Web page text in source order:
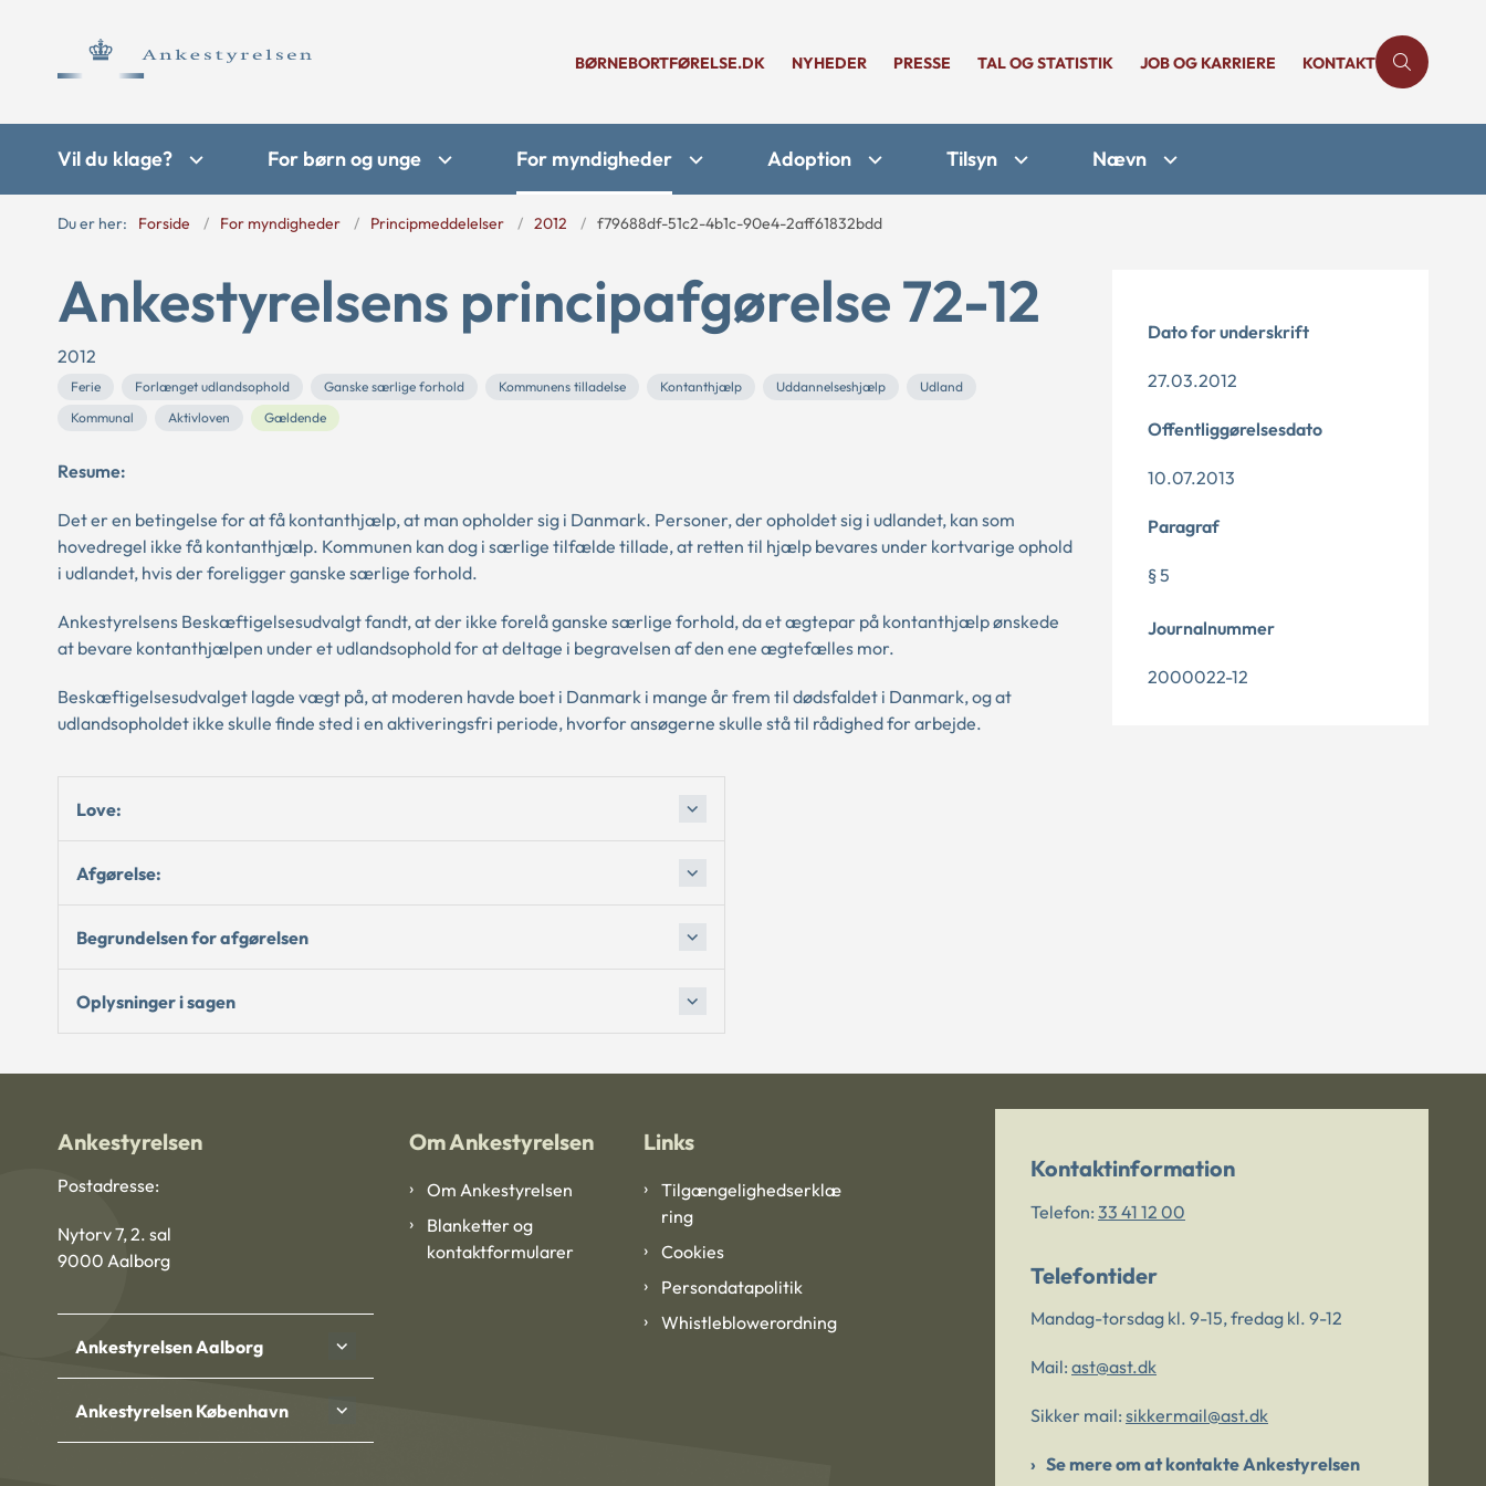
BØRNEBORTFØRELSE.DK NYHEDER PRESSE TAL OG STATISTIK JOB OG KARRIERE KONTAKT
Vil du klage? For børn og unge For myndigheder Adoption Tilsyn Nævn
Du er her: Forside For myndigheder Principmeddelelser 2012 f79688df-51c2-4b1c-90e4-2aff61832bdd
Ankestyrelsens principafgørelse 72-12
2012
Ferie Forlænget udlandsophold Ganske særlige forhold Kommunens tilladelse Kontanthjælp Uddannelseshjælp
Udland
Kommunal
Aktivloven Gældende
Resume:
Det er en betingelse for at få kontanthjælp, at man opholder sig i Danmark. Personer, der opholdet sig i udlandet, kan som
hovedregel ikke få kontanthjælp. Kommunen kan dog i særlige tilfælde tillade, at retten til hjælp bevares under kortvarige ophold
i udlandet, hvis der foreligger ganske særlige forhold.
Ankestyrelsens Beskæftigelsesudvalgt fandt, at der ikke forelå ganske særlige forhold, da et ægtepar på kontanthjælp ønskede
at bevare kontanthjælpen under et udlandsophold for at deltage i begravelsen af den ene ægtefælles mor.
Beskæftigelsesudvalget lagde vægt på, at moderen havde boet i Danmark i mange år frem til dødsfaldet i Danmark, og at
udlandsopholdet ikke skulle finde sted i en aktiveringsfri periode, hvorfor ansøgerne skulle stå til rådighed for arbejde.
Love:
Afgørelse:
Begrundelsen for afgørelsen
Oplysninger i sagen
Dato for underskrift
27.03.2012
Offentliggørelsesdato
10.07.2013
Paragraf
§ 5
Journalnummer
2000022-12
Ankestyrelsen
Postadresse:
Nytorv 7, 2. sal
9000 Aalborg
Ankestyrelsen Aalborg
Ankestyrelsen København
Om Ankestyrelsen
Om Ankestyrelsen
Blanketter og
kontaktformularer
Links
Tilgængelighedserklæ
ring
Cookies
Persondatapolitik
Whistleblowerordning
Kontaktinformation
Telefon: 33 41 12 00
Telefontider
Mandag-torsdag kl. 9-15, fredag kl. 9-12
Mail: ast@ast.dk
Sikker mail: sikkermail@ast.dk
Se mere om at kontakte Ankestyrelsen